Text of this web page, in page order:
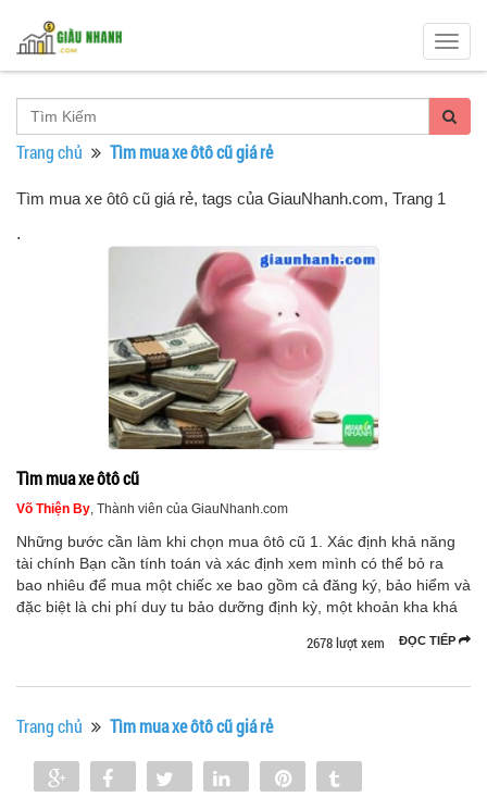
Trang chủ Tìm mua xe ôtô cũ giá rẻ
Tìm mua xe ôtô cũ giá rẻ, tags của GiauNhanh.com, Trang 1
.
Tìm mua xe ôtô cũ
Võ Thiện By, Thành viên của GiauNhanh.com
Những bước cần làm khi chọn mua ôtô cũ 1. Xác định khả năng
tài chính Bạn cần tính toán và xác định xem mình có thể bỏ ra
bao nhiêu để mua một chiếc xe bao gồm cả đăng ký, bảo hiểm và
đặc biệt là chi phí duy tu bảo dưỡng định kỳ, một khoản kha khá
ĐỌC TIẾP
2678 lượt xem
Trang chủ Tìm mua xe ôtô cũ giá rẻ
Share Share Tweet Share